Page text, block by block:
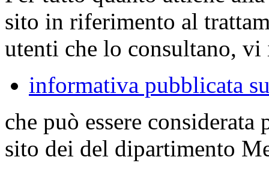
sito in riferimento al
utenti che lo consultano,
informativa pubblicata
che può essere
sito dei del dipartimento